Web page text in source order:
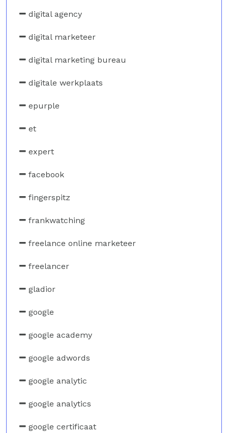
digital agency
digital marketeer
digital marketing bureau
digitale werkplaats
epurple
et
expert
facebook
fingerspitz
frankwatching
freelance online marketeer
freelancer
gladior
google
google academy
google adwords
google analytic
google analytics
google certificaat